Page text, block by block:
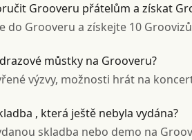
Grooveru přátelům a získat
do Grooveru a získejte 10
můstky na Grooveru?
výzvy, možnosti hrát na
, která ještě nebyla vydána?
skladba nebo demo na